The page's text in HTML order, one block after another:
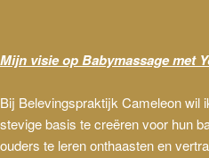
Mijn visie op Babymassage met
Bij Belevingspraktijk Cameleon wil
stevige basis te creëren voor hun
ouders te leren onthaasten en